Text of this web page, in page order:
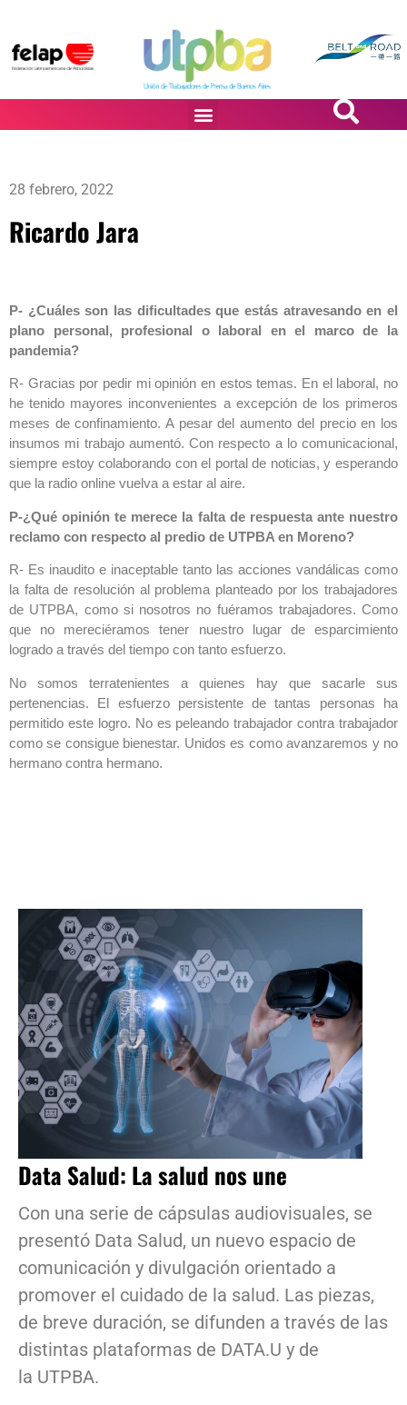
28 febrero, 2022
Ricardo Jara
P- ¿Cuáles son las dificultades que estás atravesando en el
plano personal, profesional o laboral en el marco de la
pandemia?
R- Gracias por pedir mi opinión en estos temas. En el laboral, no
he tenido mayores inconvenientes a excepción de los primeros
meses de confinamiento. A pesar del aumento del precio en los
insumos mi trabajo aumentó. Con respecto a lo comunicacional,
siempre estoy colaborando con el portal de noticias, y esperando
que la radio online vuelva a estar al aire.
P-¿Qué opinión te merece la falta de respuesta ante nuestro
reclamo con respecto al predio de UTPBA en Moreno?
R- Es inaudito e inaceptable tanto las acciones vandálicas como
la falta de resolución al problema planteado por los trabajadores
de UTPBA, como si nosotros no fuéramos trabajadores. Como
que no mereciéramos tener nuestro lugar de esparcimiento
logrado a través del tiempo con tanto esfuerzo.
No somos terratenientes a quienes hay que sacarle sus
pertenencias. El esfuerzo persistente de tantas personas ha
permitido este logro. No es peleando trabajador contra trabajador
como se consigue bienestar. Unidos es como avanzaremos y no
hermano contra hermano.
Data Salud: La salud nos une
Con una serie de cápsulas audiovisuales, se
presentó Data Salud, un nuevo espacio de
comunicación y divulgación orientado a
promover el cuidado de la salud. Las piezas,
de breve duración, se difunden a través de las
distintas plataformas de DATA.U y de
la UTPBA.